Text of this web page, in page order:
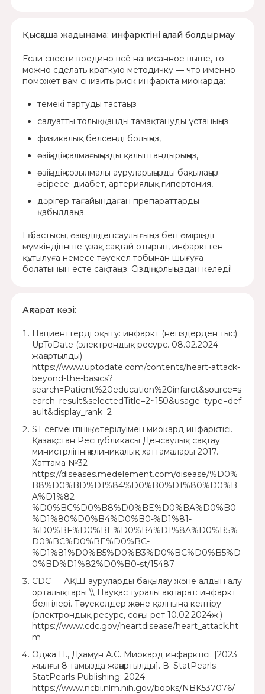
Қысқаша жадынама: инфарктіні қалай болдырмау
Если свести воедино всё написанное выше, то
можно сделать краткую методичку ― что именно
поможет вам снизить риск инфаркта миокарда:
темекі тартуды тастаңыз
салуатты толыққанды тамақтануды ұстаныңыз
физикалық белсенді болыңыз,
өзіңіздің салмағыңызды қалыптандырыңыз,
өзіңіздің созылмалы ауруларыңызды бақылаңыз:
әсіресе: диабет, артериялық гипертония,
дәрігер тағайындаған препараттарды
қабылдаңыз.
Ең бастысы, өзіңіздің денсаулығыңыз бен өміріңізді
мүмкіндігінше ұзақ сақтай отырып, инфаркттен
құтылуға немесе тәуекел тобынан шығуға
болатынын есте сақтаңыз. Сіздің қолыңыздан келеді!
Ақпарат көзі:
Пациенттерді оқыту: инфаркт (негіздерден тыс).
UpToDate (электрондық ресурс. 08.02.2024
жаңартылды)
https://www.uptodate.com/contents/heart-attack-
beyond-the-basics?
search=Patient%20education%20infarct&source=s
earch_result&selectedTitle=2~150&usage_type=def
ault&display_rank=2
ST сегментінің көтерілуімен миокард инфарктісі.
Қазақстан Республикасы Денсаулық сақтау
министрлігінің клиникалық хаттамалары 2017.
Хаттама №32
https://diseases.medelement.com/disease/%D0%
B8%D0%BD%D1%84%D0%B0%D1%80%D0%B
A%D1%82-
%D0%BC%D0%B8%D0%BE%D0%BA%D0%B0
%D1%80%D0%B4%D0%B0-%D1%81-
%D0%BF%D0%BE%D0%B4%D1%8A%D0%B5%
D0%BC%D0%BE%D0%BC-
%D1%81%D0%B5%D0%B3%D0%BC%D0%B5%D
0%BD%D1%82%D0%B0-st/15487
CDC ― АҚШ ауруларды бақылау және алдын алу
орталықтары \\ Науқас туралы ақпарат: инфаркт
белгілері. Тәуекелдер және қалпына келтіру
(электрондық ресурс, соңғы рет 10.02.2024ж.)
https://www.cdc.gov/heartdisease/heart_attack.ht
m
Оджа Н., Дхамун А.С. Миокард инфарктісі. [2023
жылғы 8 тамызда жаңартылды]. В: StatPearls
StatPearls Publishing; 2024
https://www.ncbi.nlm.nih.gov/books/NBK537076/